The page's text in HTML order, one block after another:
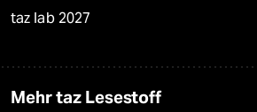
taz lab 2027
Mehr taz Lesestoff